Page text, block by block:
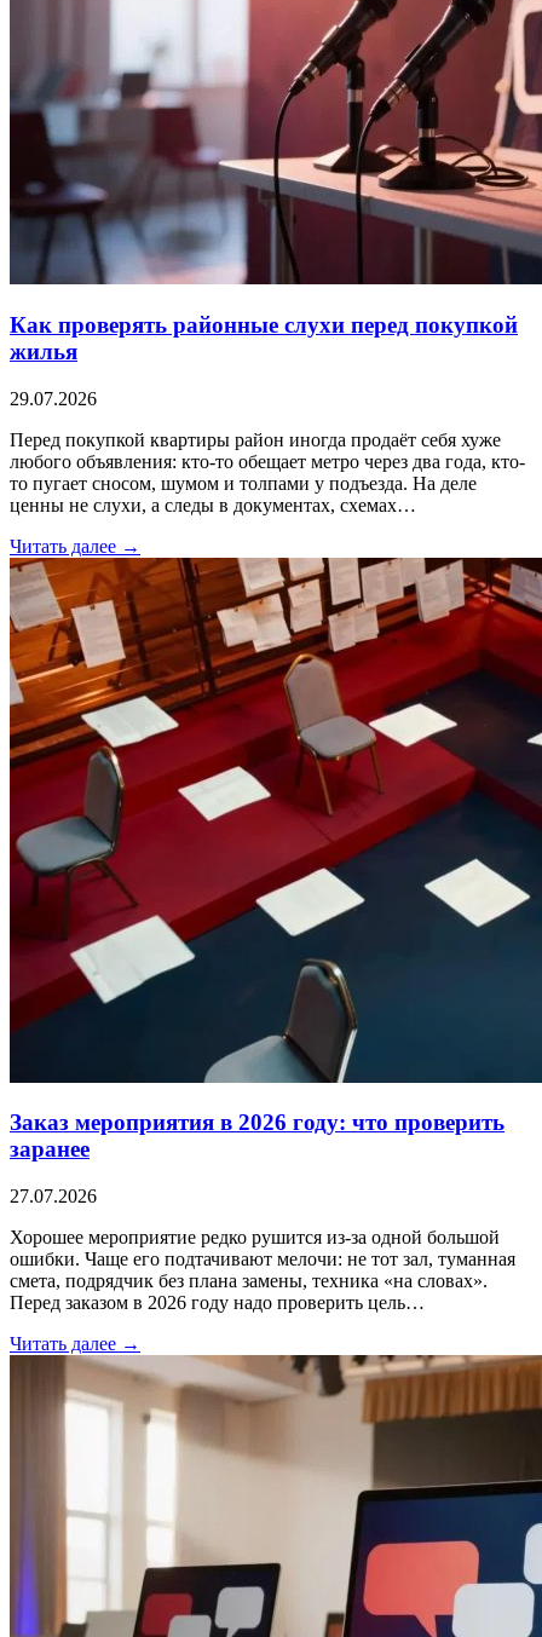
Как проверять районные слухи перед покупкой
жилья
29.07.2026
Перед покупкой квартиры район иногда продаёт себя хуже
любого объявления: кто-то обещает метро через два года, кто-
то пугает сносом, шумом и толпами у подъезда. На деле
ценны не слухи, а следы в документах, схемах…
Читать далее →
Заказ мероприятия в 2026 году: что проверить
заранее
27.07.2026
Хорошее мероприятие редко рушится из-за одной большой
ошибки. Чаще его подтачивают мелочи: не тот зал, туманная
смета, подрядчик без плана замены, техника «на словах».
Перед заказом в 2026 году надо проверить цель…
Читать далее →